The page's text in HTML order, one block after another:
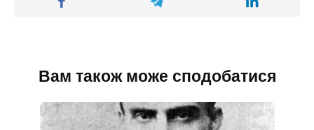
Вам також може сподобатися